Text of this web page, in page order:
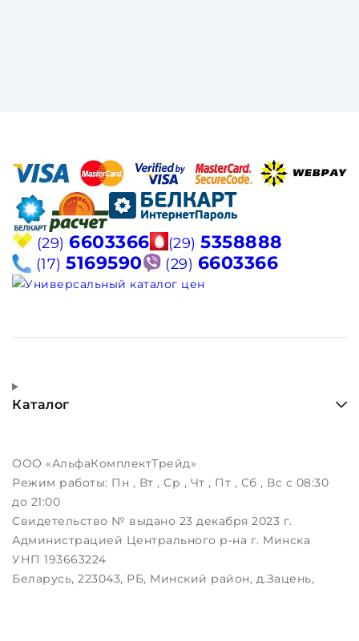
(29) 6603366 (29) 5358888
(17) 5169590 (29) 6603366
Каталог
ООО «АльфаКомплектТрейд»
Режим работы: Пн , Вт , Ср , Чт , Пт , Сб , Вс c 08:30
до 21:00
Свидетельство № выдано 23 декабря 2023 г.
Администрацией Центрального р-на г. Минска
УНП 193663224
Беларусь, 223043, РБ, Минский район, д.Зацень,